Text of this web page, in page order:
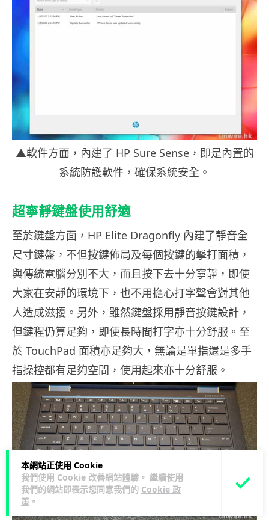
本網站正使用 Cookie
我們使用 Cookie 改善網站體驗。 繼續使用
我們的網站即表示您同意我們的 Cookie 政
策 。
▲軟件方面，內建了 HP Sure Sense，即是內置的
系統防護軟件，確保系統安全。
超寧靜鍵盤使用舒適
至於鍵盤方面，HP Elite Dragonfly 內建了靜音全
尺寸鍵盤，不但按鍵佈局及每個按鍵的擊打面積，
與傳統電腦分別不大，而且按下去十分寧靜，即使
大家在安靜的環境下，也不用擔心打字聲會對其他
人造成滋擾。另外，雖然鍵盤採用靜音按鍵設計，
但鍵程仍算足夠，即使長時間打字亦十分舒服。至
於 TouchPad 面積亦足夠大，無論是單指還是多手
指操控都有足夠空間，使用起來亦十分舒服。